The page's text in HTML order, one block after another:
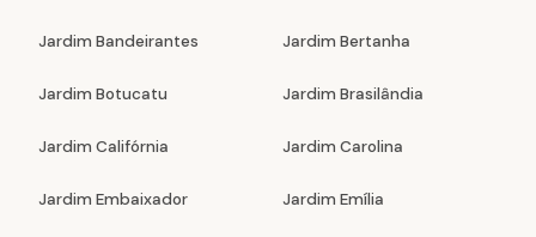
Jardim Bandeirantes Jardim Bertanha
Jardim Botucatu Jardim Brasilândia
Jardim Califórnia Jardim Carolina
Jardim Embaixador Jardim Emília